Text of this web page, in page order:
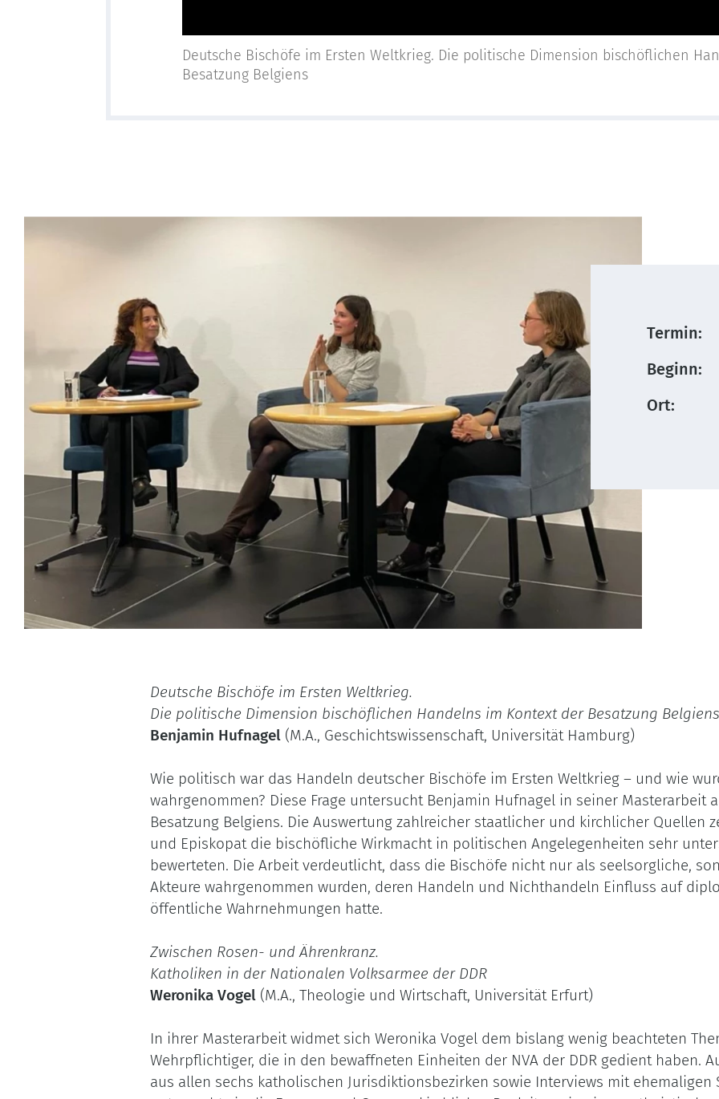
Deutsche Bischöfe im Ersten Weltkrieg. Die politische Dimension bischöflichen
Besatzung Belgiens
Termin:
Beginn:
Ort:
Deutsche Bischöfe im Ersten Weltkrieg.
Die politische Dimension bischöflichen Handelns im Kontext der Besatzung Belgiens
Benjamin Hufnagel (M.A., Geschichtswissenschaft, Universität Hamburg)
Wie politisch war das Handeln deutscher Bischöfe im Ersten Weltkrieg – und wie
wahrgenommen? Diese Frage untersucht Benjamin Hufnagel in seiner Masterarbeit
Besatzung Belgiens. Die Auswertung zahlreicher staatlicher und kirchlicher Quellen
und Episkopat die bischöfliche Wirkmacht in politischen Angelegenheiten sehr
bewerteten. Die Arbeit verdeutlicht, dass die Bischöfe nicht nur als seelsorgliche,
Akteure wahrgenommen wurden, deren Handeln und Nichthandeln Einfluss auf
öffentliche Wahrnehmungen hatte.
Zwischen Rosen- und Ährenkranz.
Katholiken in der Nationalen Volksarmee der DDR
Weronika Vogel (M.A., Theologie und Wirtschaft, Universität Erfurt)
In ihrer Masterarbeit widmet sich Weronika Vogel dem bislang wenig beachteten
Wehrpflichtiger, die in den bewaffneten Einheiten der NVA der DDR gedient haben.
aus allen sechs katholischen Jurisdiktionsbezirken sowie Interviews mit ehemaligen